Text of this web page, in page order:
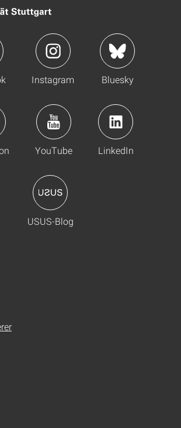
Instagram Bluesky
YouTube LinkedIn
USUS-Blog